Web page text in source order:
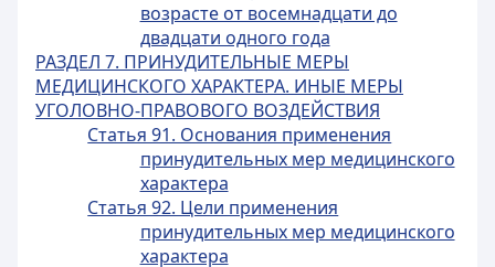
возрасте от восемнадцати до
двадцати одного года
РАЗДЕЛ 7. ПРИНУДИТЕЛЬНЫЕ МЕРЫ
МЕДИЦИНСКОГО ХАРАКТЕРА. ИНЫЕ МЕРЫ
УГОЛОВНО-ПРАВОВОГО ВОЗДЕЙСТВИЯ
Статья 91. Основания применения
принудительных мер медицинского
характера
Статья 92. Цели применения
принудительных мер медицинского
характера